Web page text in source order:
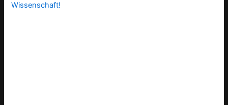
Wissenschaft!